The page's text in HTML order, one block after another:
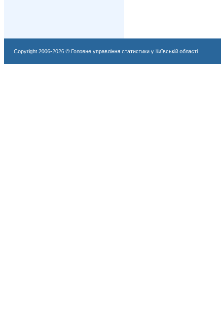
Copyright 2006-2026 © Головне управління статистики у Київській області